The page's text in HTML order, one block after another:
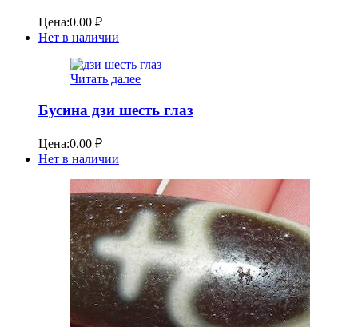
Цена:0.00 ₽
Нет в наличии
Читать далее
Бусина дзи шесть глаз
Цена:0.00 ₽
Нет в наличии